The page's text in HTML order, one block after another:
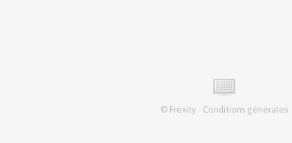
© Frexity - Conditions générales